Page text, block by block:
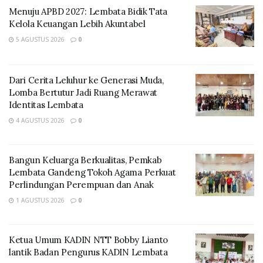
melakukan pengawasan melekat dalam menghadapi
dua tahapan Pemilu yaitu pengadaan dan
pendistribusian logistik perlengkapan pemungutan
suara dan tahapan kampanye.
Amrunur Muh. Darwan dalam kesempatan tersebut
mengajak Pengawas Pemilu untuk tetap menjalin
Menuju APBD 2027: Lembata Bidik Tata
Kelola Keuangan Lebih Akuntabel
5 AGUSTUS 2026 0
Dari Cerita Leluhur ke Generasi Muda,
Lomba Bertutur Jadi Ruang Merawat
Identitas Lembata
4 AGUSTUS 2026 0
Bangun Keluarga Berkualitas, Pemkab
Lembata Gandeng Tokoh Agama Perkuat
Perlindungan Perempuan dan Anak
1 AGUSTUS 2026 0
Ketua Umum KADIN NTT Bobby Lianto
lantik Badan Pengurus KADIN Lembata